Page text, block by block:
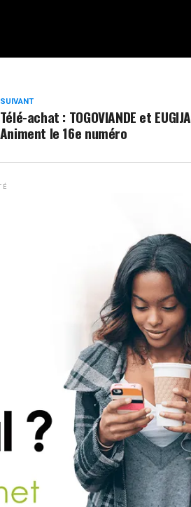
SUIVANT
Télé-achat : TOGOVIANDE et EUGIJA
Animent le 16e numéro